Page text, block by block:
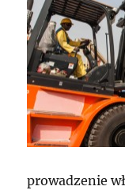
prowadzenie